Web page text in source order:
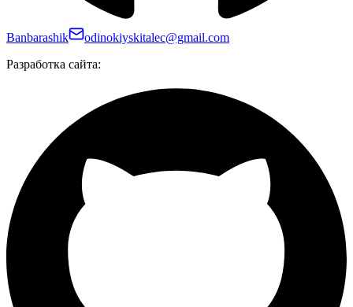
Banbarashik
odinokiyskitalec@gmail.com
Разработка сайта: